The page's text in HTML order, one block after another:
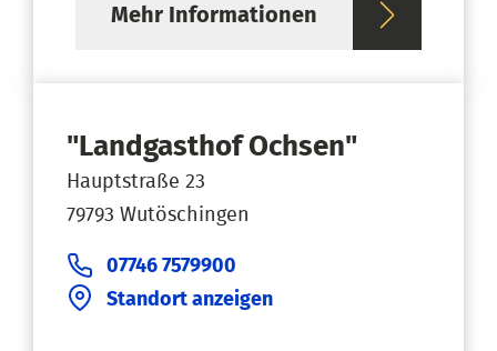
Mehr Informationen
"Landgasthof Ochsen"
Hauptstraße 23
79793 Wutöschingen
07746 7579900
Standort anzeigen